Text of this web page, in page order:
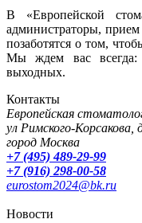
В «Европейской
администраторы,
позаботятся о том,
Мы ждем вас
выходных.
Контакты
Европейская
ул Римского-Корсакова,
город Москва
+7 (495) 489-29-99
+7 (916) 298-00-58
eurostom2024@bk.ru
Новости